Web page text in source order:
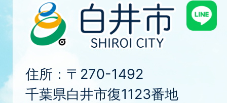
住所：〒270-1492
千葉県白井市復1123番地